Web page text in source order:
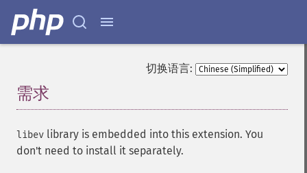
切换语言:
需求
libev library is embedded into this extension. You
don't need to install it separately.